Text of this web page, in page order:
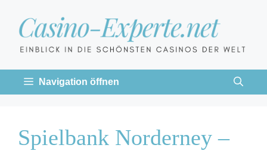
Inhalt
springen
Navigation öffnen
Spielbank Norderney –